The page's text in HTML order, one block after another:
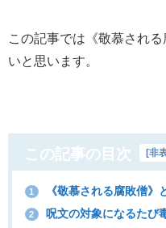
この記事では《敬慕され
いと思います。
この記事の目次 非
1 《敬慕される腐敗僧》
2 呪文の対象になるたび